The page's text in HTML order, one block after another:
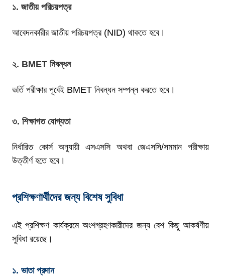
১. জাতীয় পরিচয়পত্র
আবেদনকারীর জাতীয় পরিচয়পত্র (NID) থাকতে হবে।
২. BMET নিবন্ধন
ভর্তি পরীক্ষার পূর্বেই BMET নিবন্ধন সম্পন্ন করতে হবে।
৩. শিক্ষাগত যোগ্যতা
নির্ধারিত কোর্স অনুযায়ী এসএসসি অথবা জেএসসি/সমমান পরীক্ষায়
উত্তীর্ণ হতে হবে।
প্রশিক্ষণার্থীদের জন্য বিশেষ সুবিধা
এই প্রশিক্ষণ কার্যক্রমে অংশগ্রহণকারীদের জন্য বেশ কিছু আকর্ষণীয়
সুবিধা রয়েছে।
১. ভাতা প্রদান